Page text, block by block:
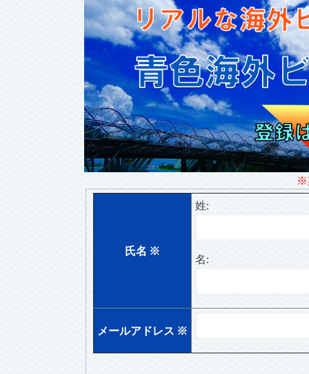
※
氏名 ※
姓:
名:
メールアドレス ※